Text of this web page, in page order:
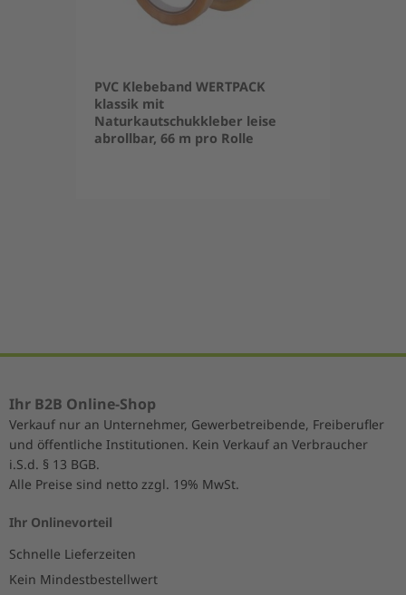
PVC Klebeband WERTPACK
klassik mit
Naturkautschukkleber leise
abrollbar, 66 m pro Rolle
Ihr B2B Online-Shop
Verkauf nur an Unternehmer, Gewerbetreibende, Freiberufler
und öffentliche Institutionen. Kein Verkauf an Verbraucher
i.S.d. § 13 BGB.
Alle Preise sind netto zzgl. 19% MwSt.
Ihr Onlinevorteil
Schnelle Lieferzeiten
Kein Mindestbestellwert